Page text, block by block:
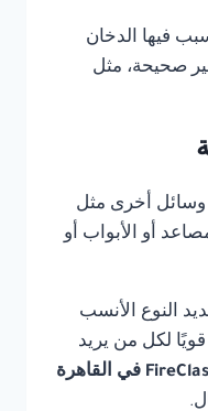
فيها الدخان
صحيحة، مثل
وسائل أخرى مثل
أو الأبواب أو
النوع الأنسب
لكل من يريد